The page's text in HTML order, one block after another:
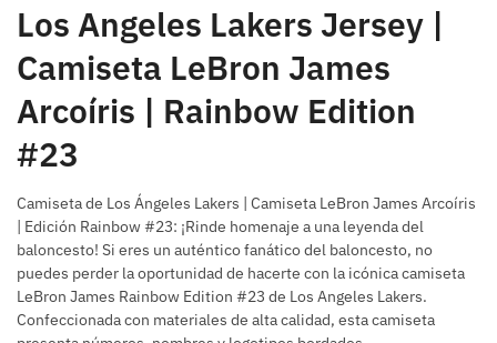
Los Angeles Lakers Jersey |
Camiseta LeBron James
Arcoíris | Rainbow Edition
#23
Camiseta de Los Ángeles Lakers | Camiseta LeBron James Arcoíris
| Edición Rainbow #23: ¡Rinde homenaje a una leyenda del
baloncesto! Si eres un auténtico fanático del baloncesto, no
puedes perder la oportunidad de hacerte con la icónica camiseta
LeBron James Rainbow Edition #23 de Los Angeles Lakers.
Confeccionada con materiales de alta calidad, esta camiseta